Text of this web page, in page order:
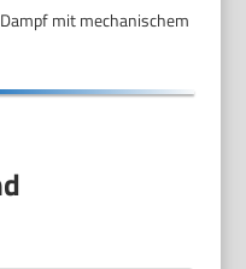
mit mechanischem